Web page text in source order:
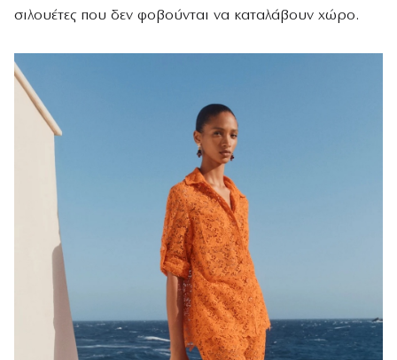
σιλουέτες που δεν φοβούνται να καταλάβουν χώρο.